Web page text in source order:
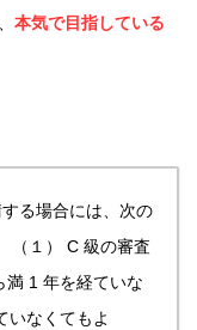
本気で目指している
る場合には、次の
（１） C 級の審査
満 1 年を経ていな
いなくてもよ